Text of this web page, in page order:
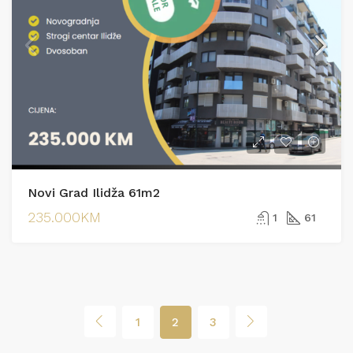
Novi Grad Ilidža 61m2
235.000KM 1 61
1 2 3